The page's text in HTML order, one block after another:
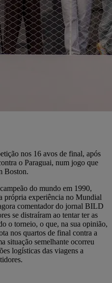
nos 16 avos de final, após
o Paraguai, num jogo que
Boston.
do mundo em 1990,
própria experiência no Mundial
comentador do jornal BILD
se distraíram ao tentar ter as
o torneio, o que, na sua opinião,
nos quartos de final contra a
situação semelhante ocorreu
logísticas das viagens a